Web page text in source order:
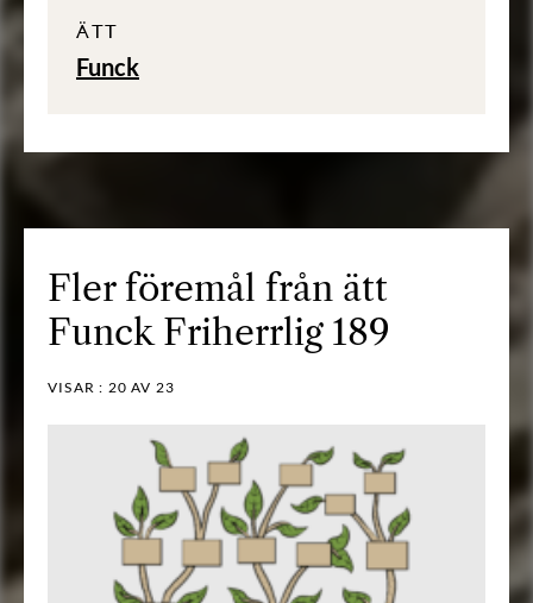
ÄTT
Funck
Fler föremål från ätt
Funck Friherrlig 189
VISAR : 20 AV 23